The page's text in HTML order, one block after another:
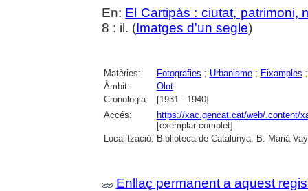
En: El Cartipàs : ciutat, patrimoni,
8 : il. (Imatges d'un segle)
Matèries: Fotografies ; Urbanisme; Eixamples
Àmbit:
Olot
Cronologia:
[1931 - 1940]
Accés:
https://xac.gencat.cat/web/.content/
[exemplar complet]
Localització: Biblioteca de Catalunya; B. Marià
Enllaç permanent a aquest